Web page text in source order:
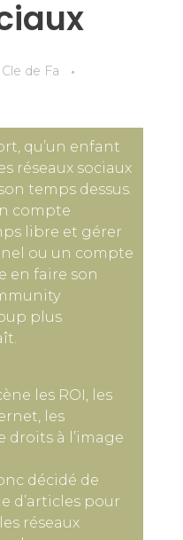
de Fa
qu’un enfant
réseaux sociaux
temps dessus.
compte
libre et gérer
ou un compte
en faire son
plus
les ROI, les
les
droits à l’image
décidé de
d’articles pour
réseaux